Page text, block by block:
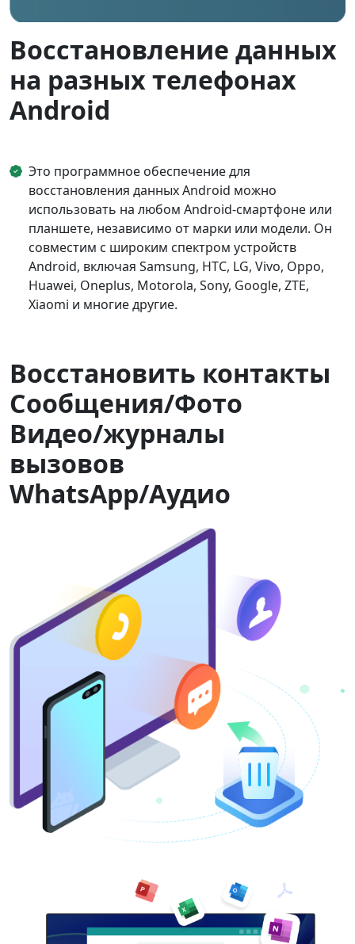
Восстановление данных
на разных телефонах
Android
Это программное обеспечение для
восстановления данных Android можно
использовать на любом Android-смартфоне или
планшете, независимо от марки или модели. Он
совместим с широким спектром устройств
Android, включая Samsung, HTC, LG, Vivo, Oppo,
Huawei, Oneplus, Motorola, Sony, Google, ZTE,
Xiaomi и многие другие.
Восстановить контакты
Сообщения/Фото
Видео/журналы
вызовов
WhatsApp/Аудио